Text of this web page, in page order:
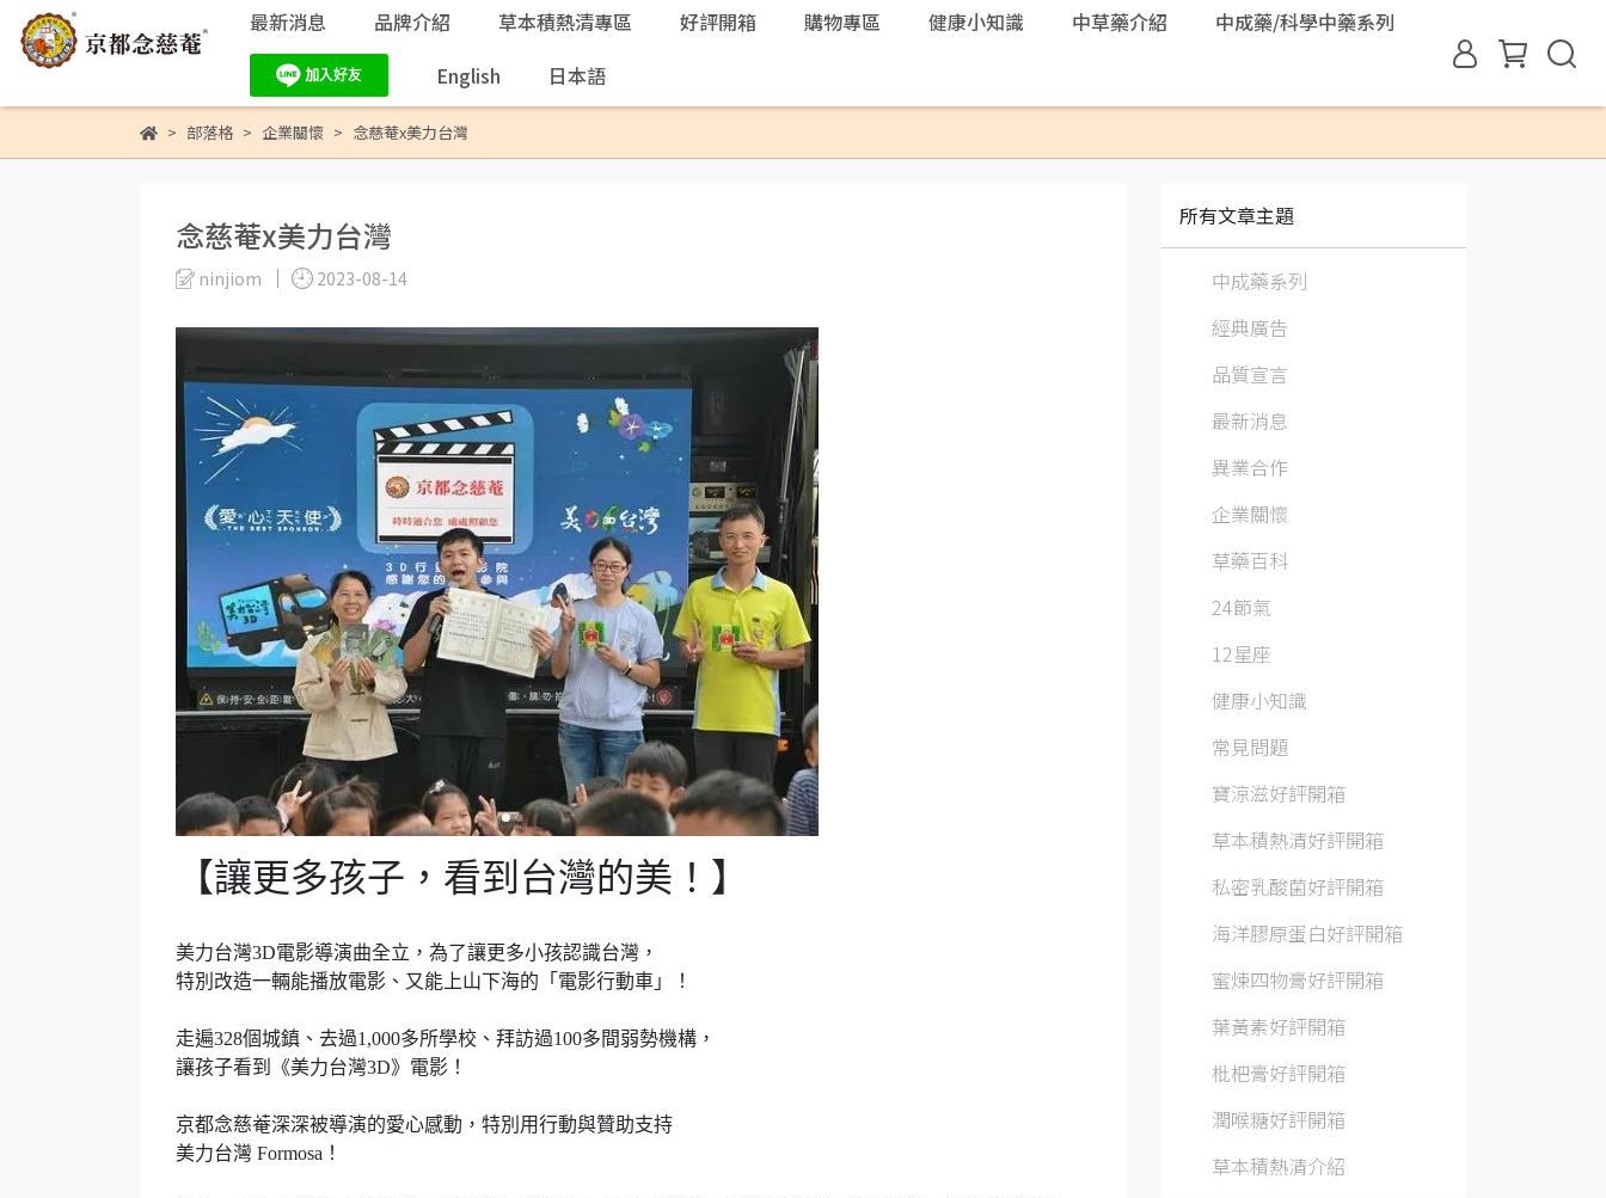
最新消息 品牌介紹 草本積熱清專區 好評開箱 購物專區 健康小知識 中草藥介紹
中成藥/科學中藥系列
English
日本語
部落格 企業關懷 念慈菴x美力台灣
念慈菴x美力台灣
ninjiom 2023-08-14
【讓更多孩子，看到台灣的美！】
美力台灣3D電影導演曲全立，為了讓更多小孩認識台灣，
特別改造一輛能播放電影、又能上山下海的「電影行動車」！
走遍328個城鎮、去過1,000多所學校、拜訪過100多間弱勢機構，
讓孩子看到《美力台灣3D》電影！
京都念慈菴深深被導演的愛心感動，特別用行動與贊助支持
美力台灣 Formosa！
所有文章主題
中成藥系列
經典廣告
品質宣言
最新消息
異業合作
企業關懷
草藥百科
24節氣
12星座
健康小知識
常見問題
寶涼滋好評開箱
草本積熱清好評開箱
私密乳酸菌好評開箱
海洋膠原蛋白好評開箱
蜜煉四物膏好評開箱
葉黃素好評開箱
枇杷膏好評開箱
潤喉糖好評開箱
草本積熱清介紹